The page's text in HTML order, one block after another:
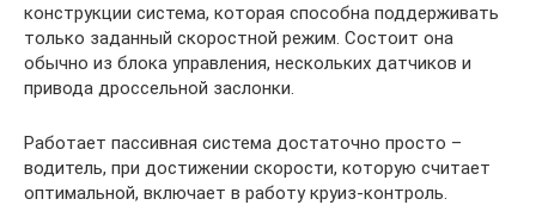
конструкции система, которая способна поддерживать
только заданный скоростной режим. Состоит она
обычно из блока управления, нескольких датчиков и
привода дроссельной заслонки.
Работает пассивная система достаточно просто –
водитель, при достижении скорости, которую считает
оптимальной, включает в работу круиз-контроль.